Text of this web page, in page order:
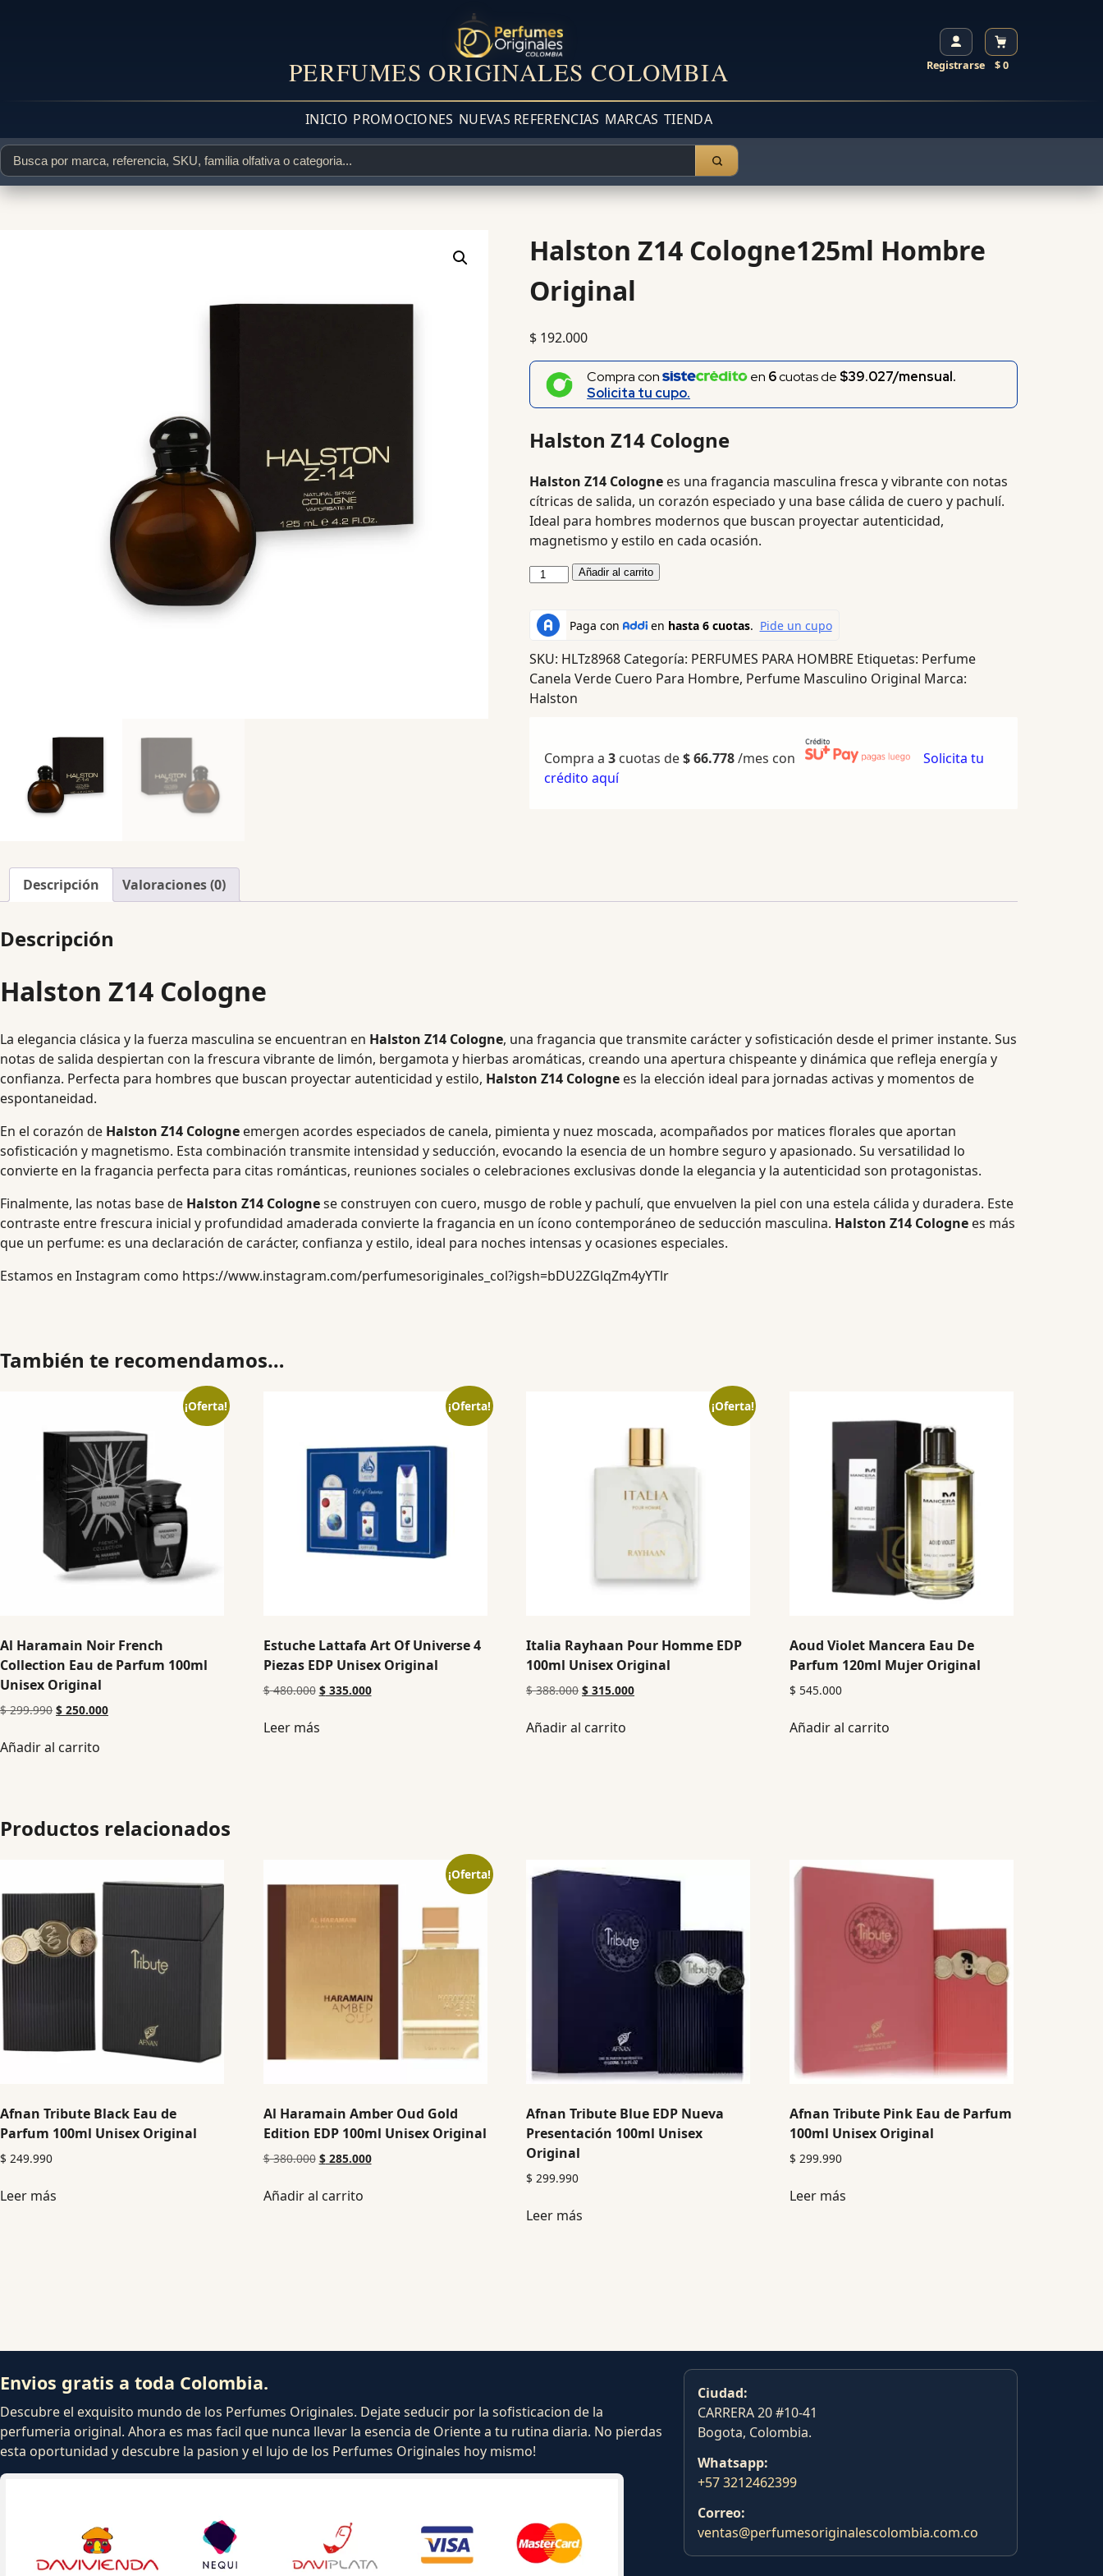
PERFUMES ORIGINALES COLOMBIA Registrarse $ 0
INICIO PROMOCIONES NUEVAS REFERENCIAS MARCAS TIENDA
Halston Z14 Cologne125ml Hombre
Original
$192.000
Compra con en 6cuotas de $39.027/mensual.
Solicita tu cupo.
Halston Z14 Cologne
Halston Z14 Colognees una fragancia masculina fresca y vibrante con notas
cítricas de salida, un corazón especiado y una base cálida de cuero y pachulí.
Ideal para hombres modernos que buscan proyectar autenticidad,
magnetismo y estilo en cada ocasión.
Añadir al carrito
SKU: HLTz8968 Categoría: PERFUMES PARA HOMBRE Etiquetas: Perfume
Canela Verde Cuero Para Hombre, Perfume Masculino Original Marca:
Halston
Compra a 3cuotas de$66.778/mes con
Solicita tu
crédito aquí
Descripción Valoraciones (0)
Descripción
Halston Z14 Cologne
La elegancia clásica y la fuerza masculina se encuentran en Halston Z14 Cologne, una fragancia que transmite carácter y sofisticación desde el primer instante. Sus
notas de salida despiertan con la frescura vibrante de limón, bergamota y hierbas aromáticas, creando una apertura chispeante y dinámica que refleja energía y
confianza. Perfecta para hombres que buscan proyectar autenticidad y estilo, Halston Z14 Cologne es la elección ideal para jornadas activas y momentos de
espontaneidad.
En el corazón de Halston Z14 Cologne emergen acordes especiados de canela, pimienta y nuez moscada, acompañados por matices florales que aportan
sofisticación y magnetismo. Esta combinación transmite intensidad y seducción, evocando la esencia de un hombre seguro y apasionado. Su versatilidad lo
convierte en la fragancia perfecta para citas románticas, reuniones sociales o celebraciones exclusivas donde la elegancia y la autenticidad son protagonistas.
Finalmente, las notas base de Halston Z14 Colognese construyen con cuero, musgo de roble y pachulí, que envuelven la piel con una estela cálida y duradera. Este
contraste entre frescura inicial y profundidad amaderada convierte la fragancia en un ícono contemporáneo de seducción masculina. Halston Z14 Cologne es más
que un perfume: es una declaración de carácter, confianza y estilo, ideal para noches intensas y ocasiones especiales.
Estamos en Instagram como https://www.instagram.com/perfumesoriginales_col?igsh=bDU2ZGlqZm4yYTlr
También te recomendamos…
¡Oferta!
Al Haramain Noir French
Collection Eau de Parfum 100ml
Unisex Original
$299.990 $ 250.000
Añadir al carrito
¡Oferta!
Estuche Lattafa Art Of Universe 4
Piezas EDP Unisex Original
$480.000 $335.000
Leer más
¡Oferta!
Italia Rayhaan Pour Homme EDP
100ml Unisex Original
$388.000 $ 315.000
Añadir al carrito
Aoud Violet Mancera Eau De
Parfum 120ml Mujer Original
$ 545.000
Añadir al carrito
Productos relacionados
Afnan Tribute Black Eau de
Parfum 100ml Unisex Original
$ 249.990
Leer más
¡Oferta!
Al Haramain Amber Oud Gold
Edition EDP 100ml Unisex Original
$380.000 $285.000
Añadir al carrito
Afnan Tribute Blue EDP Nueva
Presentación 100ml Unisex
Original
$ 299.990
Leer más
Afnan Tribute Pink Eau de Parfum
100ml Unisex Original
$ 299.990
Leer más
Envios gratis a toda Colombia.
Descubre el exquisito mundo de los Perfumes Originales. Dejate seducir por la sofisticacion de la
perfumeria original. Ahora es mas facil que nunca llevar la esencia de Oriente a tu rutina diaria. No pierdas
esta oportunidad y descubre la pasion y el lujo de los Perfumes Originales hoy mismo!
Ciudad:
CARRERA 20 #10-41
Bogota, Colombia.
Whatsapp:
+57 3212462399
Correo:
ventas@perfumesoriginalescolombia.com.co